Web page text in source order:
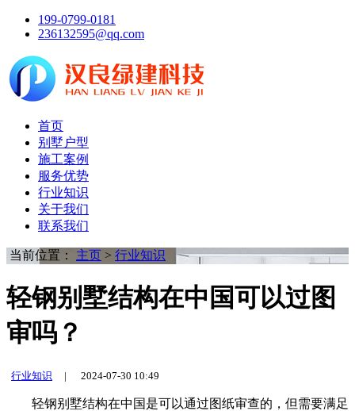
199-0799-0181
236132595@qq.com
首页
别墅户型
施工案例
服务优势
行业知识
关于我们
联系我们
当前位置： 主页 > 行业知识
轻钢别墅结构在中国可以过图
审吗？
行业知识 | 2024-07-30 10:49
轻钢别墅结构在中国是可以通过图纸审查的，但需要满足